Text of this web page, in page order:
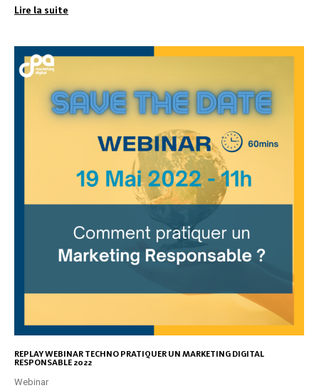
Lire la suite
REPLAY WEBINAR TECHNO PRATIQUER UN MARKETING DIGITAL
RESPONSABLE 2022
Webinar